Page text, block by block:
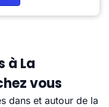
à La
vous
dans et autour de la